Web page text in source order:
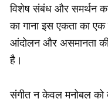
विशेष संबंध और समर्थन का
का गाना इस एकता का
आंदोलन और असमानता की
है।
संगीत न केवल मनोबल को